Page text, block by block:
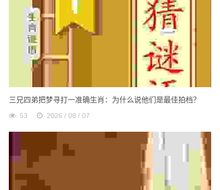
三兄四弟把梦寻打一准确生肖：为什么说他们是最佳拍档？
53 2026 / 08 / 07